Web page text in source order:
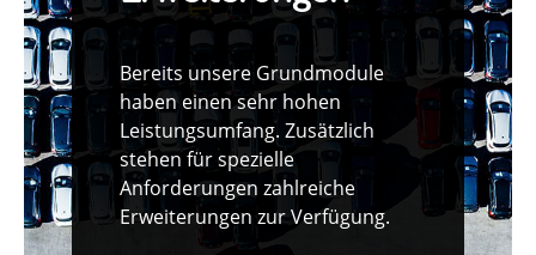
Bereits unsere Grundmodule
haben einen sehr hohen
Leistungsumfang. Zusätzlich
stehen für spezielle
Anforderungen zahlreiche
Erweiterungen zur Verfügung.